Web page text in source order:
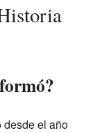
desde el año